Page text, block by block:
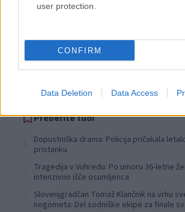
user protection.
CONFIRM
Data Deletion Data Access
pred 11 urami
Izklop elektrike: 423. Nadzorništvo Vuzenica
Preberite tudi
Dopustniška drama: Policija pričakala
pristanku
Tragedija v Vuhredu: Po umoru 36-letne
intenzivno išče osumljenca
Slovenjgradčan Tomaž Klančnik na vrhu
nogometa: Del sodniške ekipe za finale